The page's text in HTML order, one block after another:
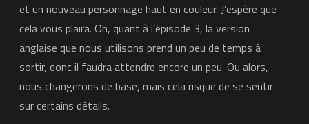
et un nouveau personnage haut en couleur. J’espère que
cela vous plaira. Oh, quant à l’épisode 3, la version
anglaise que nous utilisons prend un peu de temps à
sortir, donc il faudra attendre encore un peu. Ou alors,
nous changerons de base, mais cela risque de se sentir
sur certains détails.